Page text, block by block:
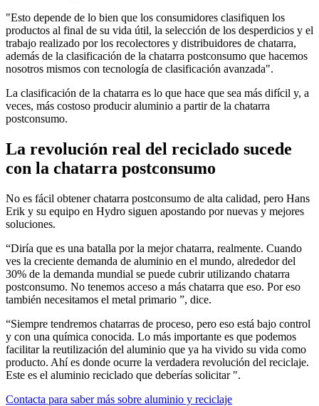
"Esto depende de lo bien que los consumidores clasifiquen los
productos al final de su vida útil, la selección de los desperdicios y el
trabajo realizado por los recolectores y distribuidores de chatarra,
además de la clasificación de la chatarra postconsumo que hacemos
nosotros mismos con tecnología de clasificación avanzada".
La clasificación de la chatarra es lo que hace que sea más difícil y, a
veces, más costoso producir aluminio a partir de la chatarra
postconsumo.
La revolución real del reciclado sucede
con la chatarra postconsumo
No es fácil obtener chatarra postconsumo de alta calidad, pero Hans
Erik y su equipo en Hydro siguen apostando por nuevas y mejores
soluciones.
“Diría que es una batalla por la mejor chatarra, realmente. Cuando
ves la creciente demanda de aluminio en el mundo, alrededor del
30% de la demanda mundial se puede cubrir utilizando chatarra
postconsumo. No tenemos acceso a más chatarra que eso. Por eso
también necesitamos el metal primario ”, dice.
“Siempre tendremos chatarras de proceso, pero eso está bajo control
y con una química conocida. Lo más importante es que podemos
facilitar la reutilización del aluminio que ya ha vivido su vida como
producto. Ahí es donde ocurre la verdadera revolución del reciclaje.
Este es el aluminio reciclado que deberías solicitar ".
Contacta para saber más sobre aluminio y reciclaje